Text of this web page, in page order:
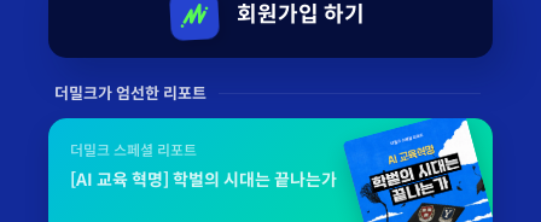
회원가입 하기
더밀크가 엄선한 리포트
더밀크 스페셜 리포트
[AI 교육 혁명] 학벌의 시대는 끝나는가